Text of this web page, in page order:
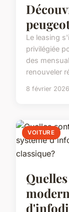
Le leasing
privilégiée
des
renouveler
8 février 2026
VOITURE